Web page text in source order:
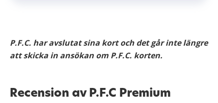
P.F.C. har avslutat sina kort och det går inte längre
att skicka in ansökan om P.F.C. korten.
Recension av P.F.C Premium